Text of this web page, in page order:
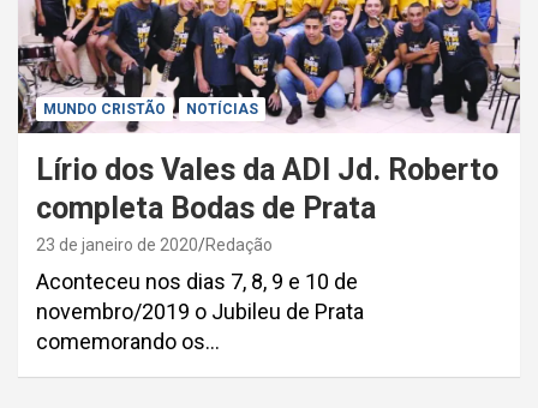
MUNDO CRISTÃO NOTÍCIAS
Lírio dos Vales da ADI Jd. Roberto
completa Bodas de Prata
23 de janeiro de 2020 Redação
Aconteceu nos dias 7, 8, 9 e 10 de
novembro/2019 o Jubileu de Prata
comemorando os…